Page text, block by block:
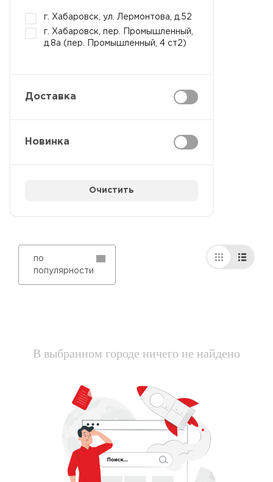
г. Хабаровск, ул. Лермонтова, д.52
г. Хабаровск, пер. Промышленный,
д.8а (пер. Промышленный, 4 ст2)
Доставка
Новинка
Очистить
по
популярности
В выбранном городе ничего не найдено